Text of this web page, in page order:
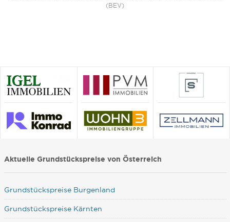
(BEV)
Aktuelle Grundstückspreise von Österreich
Grundstückspreise Burgenland
Grundstückspreise Kärnten